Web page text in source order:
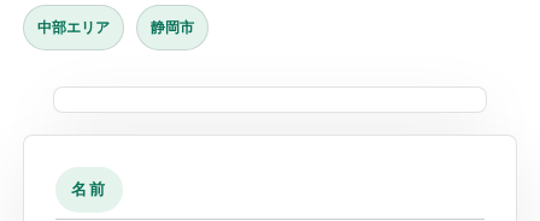
中部エリア 静岡市
名前